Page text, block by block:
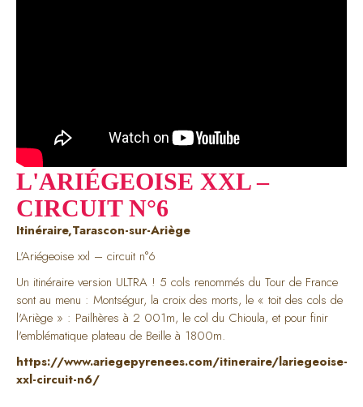
L'ARIÉGEOISE XXL –
CIRCUIT N°6
Itinéraire,Tarascon-sur-Ariège
L'Ariégeoise xxl – circuit n°6
Un itinéraire version ULTRA ! 5 cols renommés du Tour de France
sont au menu : Montségur, la croix des morts, le « toit des cols de
l'Ariège » : Pailhères à 2 001m, le col du Chioula, et pour finir
l'emblématique plateau de Beille à 1800m.
https://www.ariegepyrenees.com/itineraire/lariegeoise-
xxl-circuit-n6/